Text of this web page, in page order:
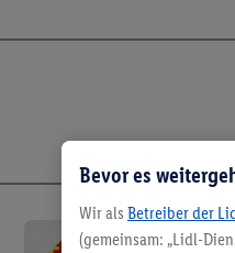
Bevor es
Wir als Betreiber der
(gemeinsam: „Lidl-